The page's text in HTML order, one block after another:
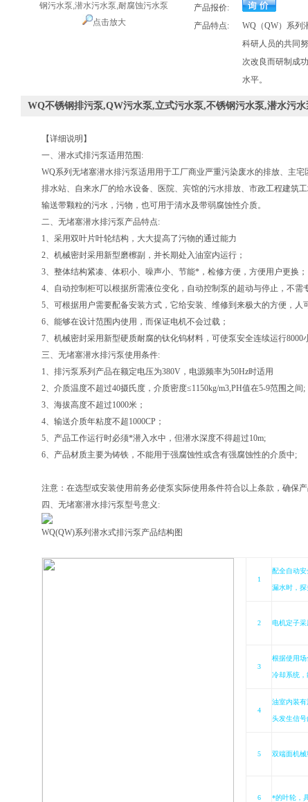
点击放大
产品报价:
产品特点:
WQ（QW）系列
科研人员的共同
次改良而研制成
水平。
WQ不锈钢排污泵,QW污水泵,立式污水泵,不锈钢污水泵,潜水污水
【详细说明】
一、潜水式排污泵适用范围:
WQ系列无堵塞潜水排污泵适用用于工厂商业严重污染废水的排放、主
排水站、自来水厂的给水设备、医院、宾馆的污水排放、市政工程建筑
输送带颗粒的污水，污物，也可用于清水及带弱腐蚀性介质。
二、 无堵塞潜水排污泵产品特点:
1、采用双叶片叶轮结构，大大提高了污物的通过能力
2、机械密封采用新型磨檫副，并长期处入油室内运行；
3、整体结构紧凑、体积小、噪声小、节能*，检修方便，方便用户更换；
4、自动控制柜可以根据所需液位变化，自动控制泵的超动与停止，不需
5、可根据用户需要配备安装方式，它给安装、维修到来极大的方便，人
6、能够在设计范围内使用，而保证电机不会过载；
7、机械密封采用新型硬质耐腐的钛化钨材料，可使泵安全连续运行8000
三、 无堵塞潜水排污泵使用条件:
1、排污泵系列产品在额定电压为380V，电源频率为50Hz时适用
2、介质温度不超过40摄氏度，介质密度≤1150kg/m3,PH值在5-9范围之间;
3、海拔高度不超过1000米；
4、输送介质年粘度不超1000CP；
5、产品工作运行时必须*潜入水中，但潜水深度不得超过10m;
6、产品材质主要为铸铁，不能用于强腐蚀性或含有强腐蚀性的介质中;
注意：在选型或安装使用前务必使泵实际使用条件符合以上条款，确保产
四、 无堵塞潜水排污泵型号意义:
WQ(QW)系列潜水式排污泵产品结构图
1
配全自动
漏水时，探
2 电机定子采
3
根据使用场
冷却系统，
4
油室内装
头发生信号
5 双端面机械
6 *的叶轮，